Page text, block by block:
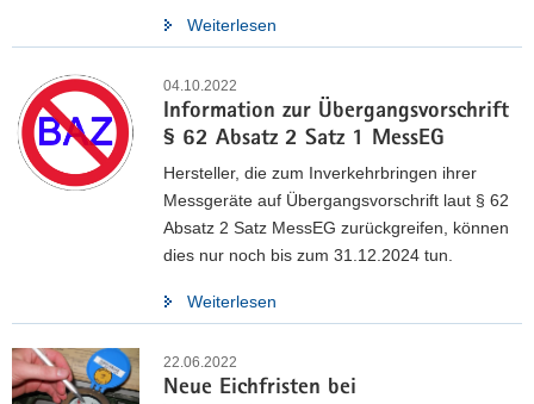
Weiterlesen
04.10.2022
Information zur Übergangsvorschrift
§ 62 Absatz 2 Satz 1 MessEG
Hersteller, die zum Inverkehrbringen ihrer
Messgeräte auf Übergangsvorschrift laut § 62
Absatz 2 Satz MessEG zurückgreifen, können
dies nur noch bis zum 31.12.2024 tun.
Weiterlesen
22.06.2022
Neue Eichfristen bei